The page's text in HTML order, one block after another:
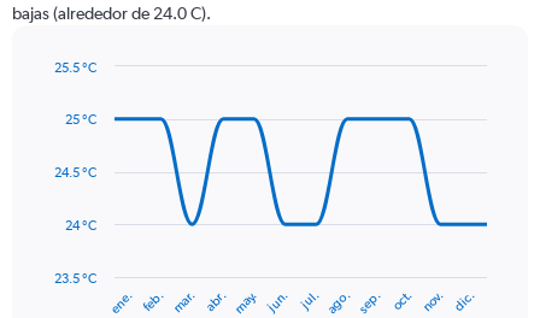
1
axis
values.
bajas (alrededor de 24.0 C).
with
data
The
has
ene. feb. mar. abr. may. jun. jul. ago. sep. oct. nov. dic.
23.5 °C
24 °C
24.5 °C
25 °C
25.5 °C